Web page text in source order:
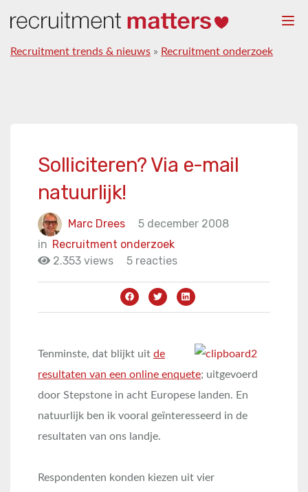
Recruitment trends & nieuws » Recruitment onderzoek
Solliciteren? Via e-mail
natuurlijk!
Marc Drees
5 december 2008
in Recruitment onderzoek
2.353 views
5 reacties
Tenminste, dat blijkt uit de
resultaten van een online enquete; uitgevoerd
door Stepstone in acht Europese landen. En
natuurlijk ben ik vooral geïnteresseerd in de
resultaten van ons landje.
Respondenten konden kiezen uit vier